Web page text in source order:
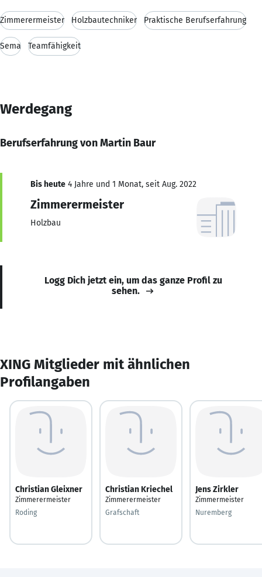
Zimmerermeister Holzbautechniker Praktische Berufserfahrung
Sema Teamfähigkeit
Werdegang
Berufserfahrung von Martin Baur
Bis heute 4 Jahre und 1 Monat, seit Aug. 2022
Zimmerermeister
Holzbau
Logg Dich jetzt ein, um das ganze Profil zu
sehen.
XING Mitglieder mit ähnlichen
Profilangaben
Christian Gleixner
Zimmerermeister
Roding
Christian Kriechel
Zimmerermeister
Grafschaft
Jens Zirkler
Zimmermeister
Nuremberg